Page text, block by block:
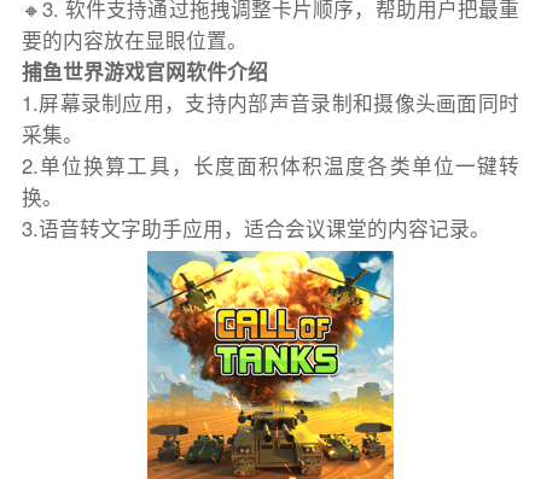
🔸3. 软件支持通过拖拽调整卡片顺序，帮助用户把最重
要的内容放在显眼位置。
捕鱼世界游戏官网软件介绍
1.屏幕录制应用，支持内部声音录制和摄像头画面同时
采集。
2.单位换算工具，长度面积体积温度各类单位一键转
换。
3.语音转文字助手应用，适合会议课堂的内容记录。